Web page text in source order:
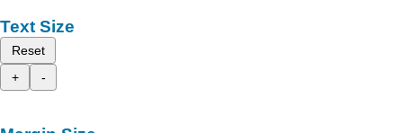
Text Size
Reset
+
-